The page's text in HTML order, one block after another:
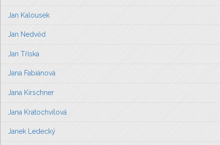
Jan Kalousek
Jan Nedvěd
Jan Tříska
Jana Fabiánová
Jana Kirschner
Jana Kratochvílová
Janek Ledecký